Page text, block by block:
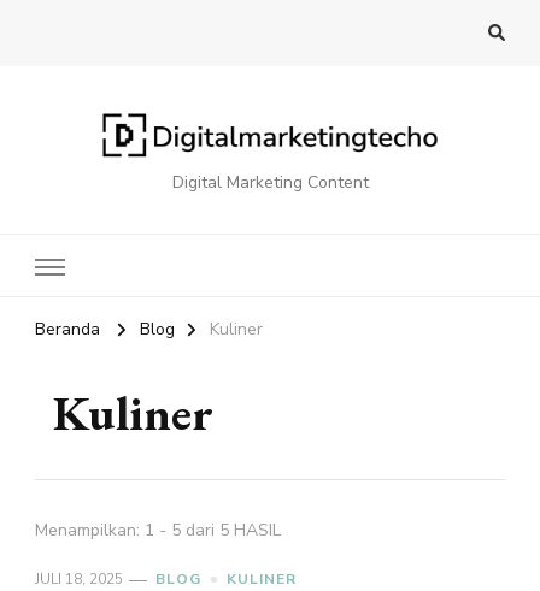
Digital Marketing Content
Beranda Blog Kuliner
Kuliner
Menampilkan: 1 - 5 dari 5 HASIL
JULI 18, 2025 BLOG KULINER